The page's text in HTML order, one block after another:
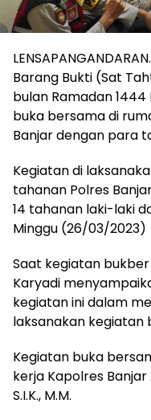
Barang Bukti (Sat
bulan Ramadan
buka bersama di
Banjar dengan para
Kegiatan di
tahanan Polres
14 tahanan laki-laki
Minggu (26/03/2023)
Saat kegiatan
Karyadi
kegiatan ini dalam
laksanakan kegiatan
Kegiatan buka
kerja Kapolres Banjar
S.I.K., M.M.